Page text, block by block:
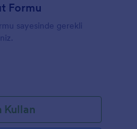
Formu
sayesinde gerekli
Kullan